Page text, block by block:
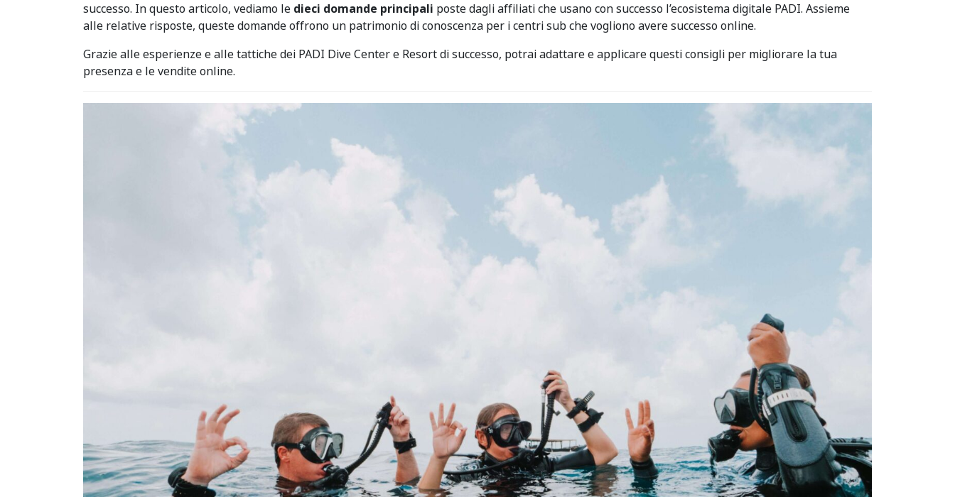
successo. In questo articolo, vediamo le dieci domande principali poste dagli affiliati che usano con successo l’ecosistema digitale PADI. Assieme
alle relative risposte, queste domande offrono un patrimonio di conoscenza per i centri sub che vogliono avere successo online.
Grazie alle esperienze e alle tattiche dei PADI Dive Center e Resort di successo, potrai adattare e applicare questi consigli per migliorare la tua
presenza e le vendite online.